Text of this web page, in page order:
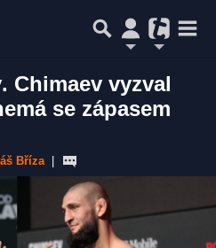
Chimaev vyzval
se zápasem
Bříza